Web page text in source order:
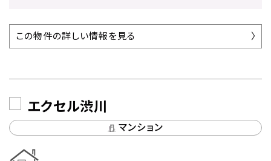
この物件の詳しい情報を見る
エクセル渋川
マンション